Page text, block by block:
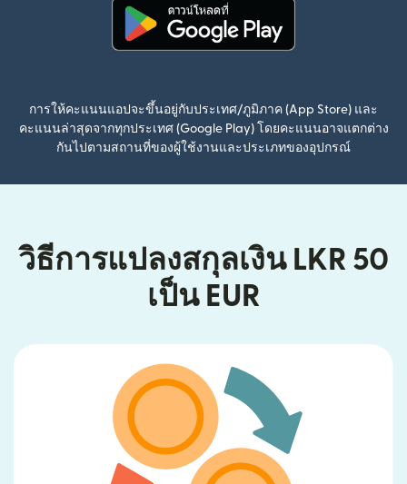
การให้คะแนนแอปจะขึ้นอยู่กับประเทศ/ภูมิภาค (App Store) และ
คะแนนล่าสุดจากทุกประเทศ (Google Play) โดยคะแนนอาจแตกต่าง
กันไปตามสถานที่ของผู้ใช้งานและประเภทของอุปกรณ์
วิธีการแปลงสกุลเงิน LKR 50
เป็น EUR